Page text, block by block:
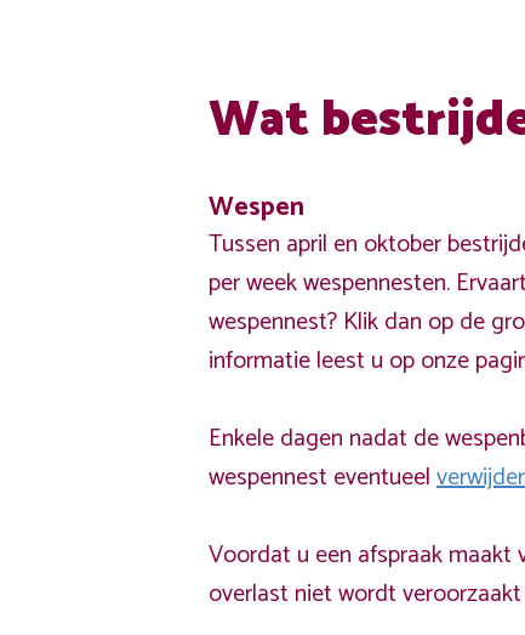
Wat
Wespen
Tussen april en oktober
per week wespennesten.
wespennest? Klik dan op de
informatie leest u op onze
Enkele dagen nadat de
wespennest eventueel
Voordat u een afspraak
overlast niet wordt